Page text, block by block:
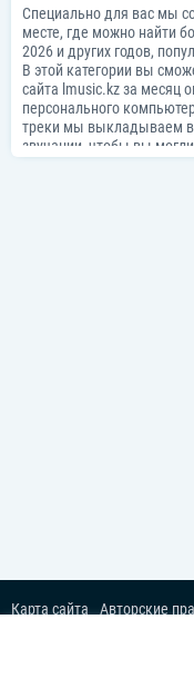
Специально для вас мы
месте, где можно найти
2026 и других годов,
В этой категории вы
сайта lmusic.kz за месяц
персонального
треки мы выкладываем в
звучании, чтобы вы
Карта сайта
Авторские